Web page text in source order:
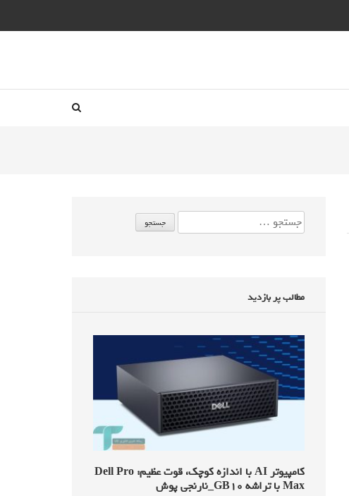
مطالب پر بازدید
کامپیوتر AI با اندازه کوچک، قوت عظیم: Dell Pro
Max با تراشه GB۱۰_نارنجی پوش